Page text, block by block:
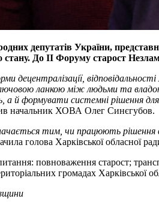
депутатів України,
стану. До ІІ Форуму старост
децентралізації,
ланкою між людьми та
й формувати системні рішення
начальник ХОВА Олег Синєгубов.
тим, чи працюють
голова Харківської обласної
повноваження старост;
громадах Харківської